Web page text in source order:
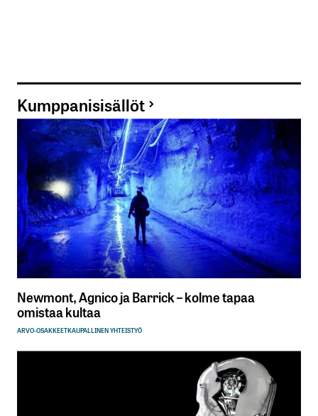
Lähetä kommentti
Kumppanisisällöt
Newmont, Agnico ja Barrick – kolme tapaa
omistaa kultaa
ARVO-OSAKKEETKAUPALLINEN YHTEISTYÖ